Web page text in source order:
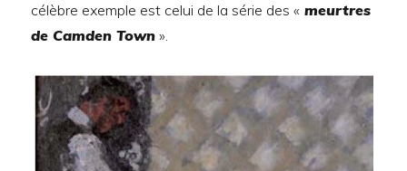
célèbre exemple est celui de la série des « meurtres
de Camden Town ».